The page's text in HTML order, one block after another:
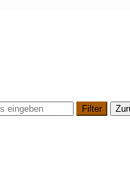
Filter